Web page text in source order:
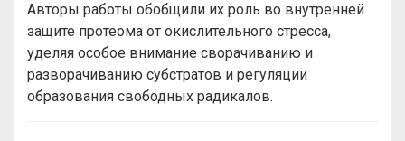
Авторы работы обобщили их роль во внутренней
защите протеома от окислительного стресса,
уделяя особое внимание сворачиванию и
разворачиванию субстратов и регуляции
образования свободных радикалов.